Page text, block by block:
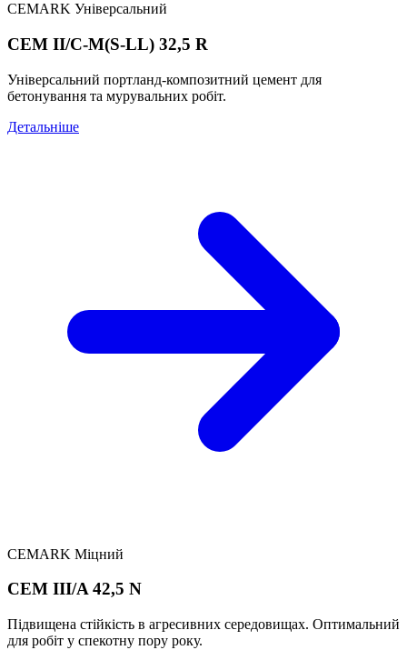
CEMARK Універсальний
CEM II/C-M(S-LL) 32,5 R
Універсальний портланд-композитний цемент для
бетонування та мурувальних робіт.
Детальніше
CEMARK Міцний
CEM III/A 42,5 N
Підвищена стійкість в агресивних середовищах. Оптимальний
для робіт у спекотну пору року.